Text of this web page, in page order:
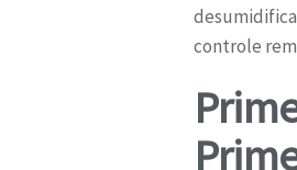
controle